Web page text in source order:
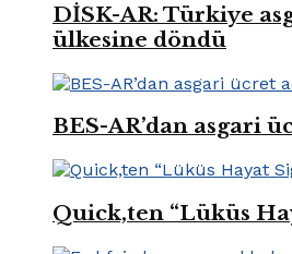
DİSK-AR: Türkiye
ülkesine döndü
BES-AR’dan asgari
Quick,ten “Lüküs